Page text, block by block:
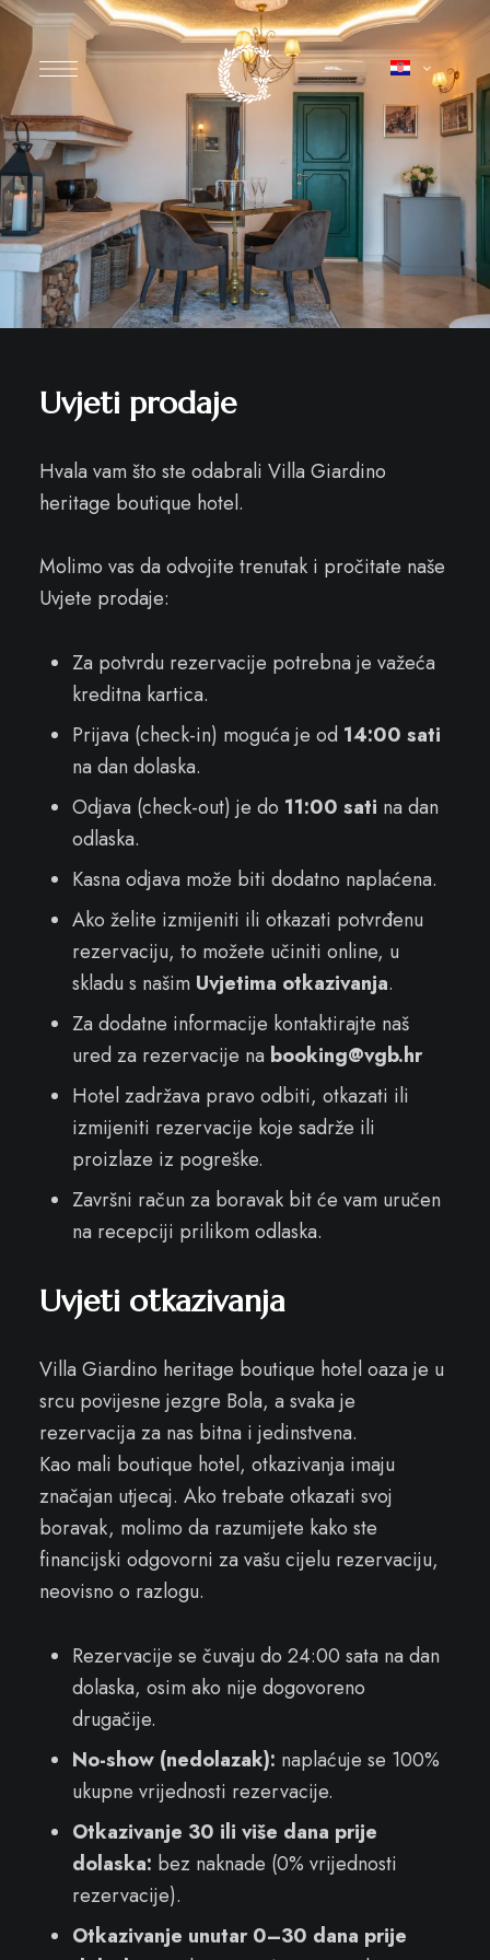
Uvjeti prodaje
Hvala vam što ste odabrali Villa Giardino
heritage boutique hotel.
Molimo vas da odvojite trenutak i pročitate naše
Uvjete prodaje:
Za potvrdu rezervacije potrebna je važeća
kreditna kartica.
Prijava (check-in) moguća je od 14:00 sati
na dan dolaska.
Odjava (check-out) je do 11:00 sati na dan
odlaska.
Kasna odjava može biti dodatno naplaćena.
Ako želite izmijeniti ili otkazati potvrđenu
rezervaciju, to možete učiniti online, u
skladu s našim Uvjetima otkazivanja.
Za dodatne informacije kontaktirajte naš
ured za rezervacije na booking@vgb.hr
Hotel zadržava pravo odbiti, otkazati ili
izmijeniti rezervacije koje sadrže ili
proizlaze iz pogreške.
Završni račun za boravak bit će vam uručen
na recepciji prilikom odlaska.
Uvjeti otkazivanja
Villa Giardino heritage boutique hotel oaza je u
srcu povijesne jezgre Bola, a svaka je
rezervacija za nas bitna i jedinstvena.
Kao mali boutique hotel, otkazivanja imaju
značajan utjecaj. Ako trebate otkazati svoj
boravak, molimo da razumijete kako ste
financijski odgovorni za vašu cijelu rezervaciju,
neovisno o razlogu.
Rezervacije se čuvaju do 24:00 sata na dan
dolaska, osim ako nije dogovoreno
drugačije.
No-show (nedolazak): naplaćuje se 100%
ukupne vrijednosti rezervacije.
Otkazivanje 30 ili više dana prije
dolaska: bez naknade (0% vrijednosti
rezervacije).
Otkazivanje unutar 0–30 dana prije